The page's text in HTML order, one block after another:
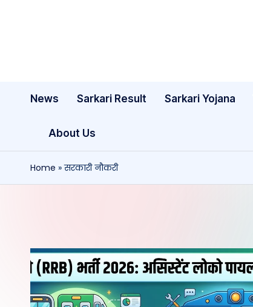
News Sarkari Result Sarkari Yojana
About Us
Home »सरकारी नौकरी